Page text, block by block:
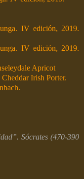
IV edición, 2019.
IV edición, 2019.
Apricot
Irish Porter.
Sócrates (470-390